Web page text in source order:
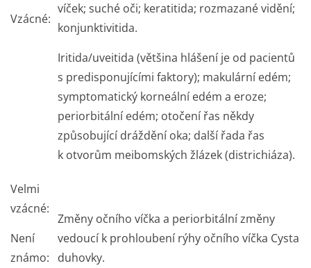
Vzácné:
víček; suché oči; keratitida; rozmazané vidění;
konjunktivitida.
Iritida/uveitida (většina hlášení je od pacientů
s predisponujícími faktory); makulární edém;
symptomatický korneální edém a eroze;
periorbitální edém; otočení řas někdy
způsobující dráždění oka; další řada řas
k otvorům meibomských žlázek (districhiáza).
Velmi
vzácné:
Není
známo:
Změny očního víčka a periorbitální změny
vedoucí k prohloubení rýhy očního víčka Cysta
duhovky.